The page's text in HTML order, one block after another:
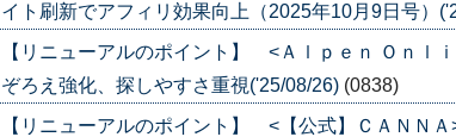
イト刷新でアフィリ効果向上（2025年10月9日号）
【リニューアルのポイント】 <Ａｌｐｅｎ Ｏｎｌ
ぞろえ強化、探しやすさ重視('25/08/26) (0838)
【リニューアルのポイント】 <【公式】ＣＡＮＮ